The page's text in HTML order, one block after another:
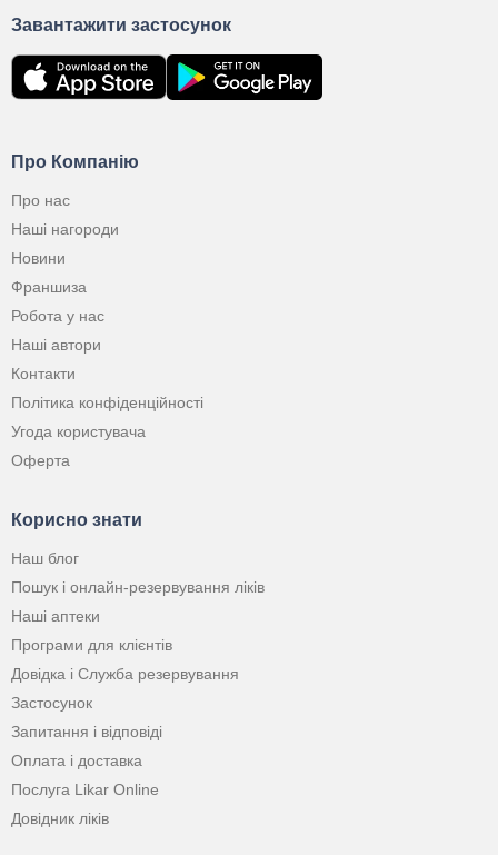
Про Компанію
Про нас
Наші нагороди
Новини
Франшиза
Робота у нас
Наші автори
Контакти
Політика конфіденційності
Угода користувача
Оферта
Корисно знати
Наш блог
Пошук і онлайн-резервування ліків
Наші аптеки
Програми для клієнтів
Довідка і Служба резервування
Застосунок
Запитання і відповіді
Оплата і доставка
Послуга Likar Online
Довідник ліків
Завантажити застосунок